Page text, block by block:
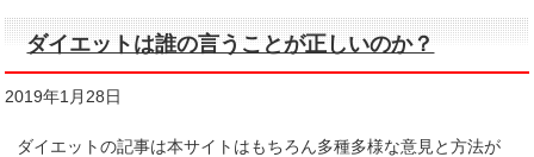
ダイエットは誰の言うことが正しいのか？
2019年1月28日
ダイエットの記事は本サイトはもちろん多種多様な意見と方法が